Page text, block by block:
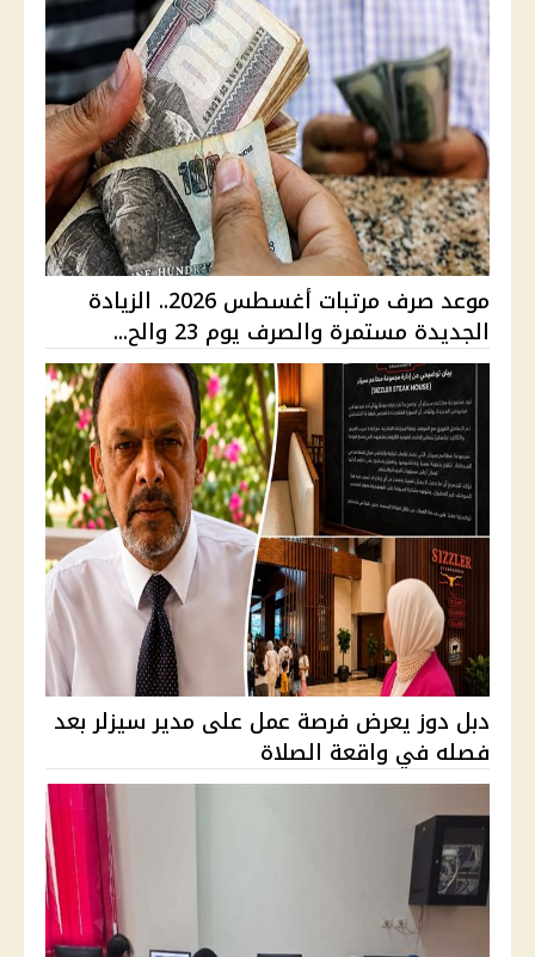
موعد صرف مرتبات أغسطس 2026.. الزيادة
الجديدة مستمرة والصرف يوم 23 والح...
دبل دوز يعرض فرصة عمل على مدير سيزلر بعد
فصله في واقعة الصلاة